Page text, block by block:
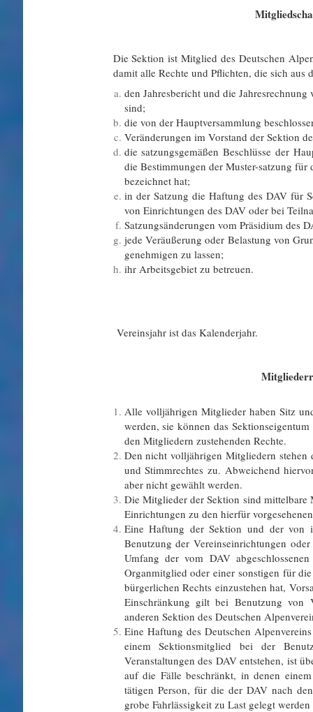
Die Sektion ist Mitglied des Deutschen
damit alle Rechte und Pflichten, die sich aus
den Jahresbericht und die
sind;
die von der Hauptversammlung
Veränderungen im Vorstand der Sektion
die satzungsgemäßen Beschlüsse der
die Bestimmungen der Muster-satzung
bezeichnet hat;
in der Satzung die Haftung des DAV für
von Einrichtungen des DAV oder bei
Satzungsänderungen vom Präsidium des
jede Veräußerung oder Belastung von
genehmigen zu lassen;
ihr Arbeitsgebiet zu betreuen.
Vereinsjahr ist das Kalenderjahr.
Alle volljährigen Mitglieder haben Sitz
werden, sie können das
den Mitgliedern zustehenden Rechte.
Den nicht volljährigen Mitgliedern
und Stimmrechtes zu. Abweichend
aber nicht gewählt werden.
Die Mitglieder der Sektion sind mittelbare
Einrichtungen zu den hierfür
Eine Haftung der Sektion und der von
Benutzung der Vereinseinrichtungen
Umfang der vom DAV
Organmitglied oder einer sonstigen für
bürgerlichen Rechts einzustehen hat,
Einschränkung gilt bei Benutzung von
anderen Sektion des Deutschen
Eine Haftung des Deutschen
einem Sektionsmitglied bei der
Veranstaltungen des DAV entstehen, ist
auf die Fälle beschränkt, in denen
tätigen Person, für die der DAV nach
grobe Fahrlässigkeit zu Last gelegt